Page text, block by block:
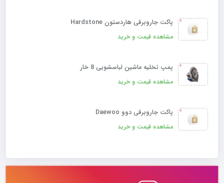
پاکت جاروبرقی هاردستون Hardstone
مشاهده قیمت و خرید
پمپ تخلیه ماشین لباسشویی 8 خار
مشاهده قیمت و خرید
پاکت جاروبرقی دوو Daewoo
مشاهده قیمت و خرید